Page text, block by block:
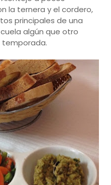
la ternera y el cordero,
principales de una
algún que otro
temporada.